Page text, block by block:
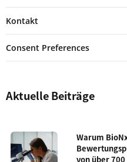
Kontakt
Consent Preferences
Aktuelle Beiträge
Warum
von über 700